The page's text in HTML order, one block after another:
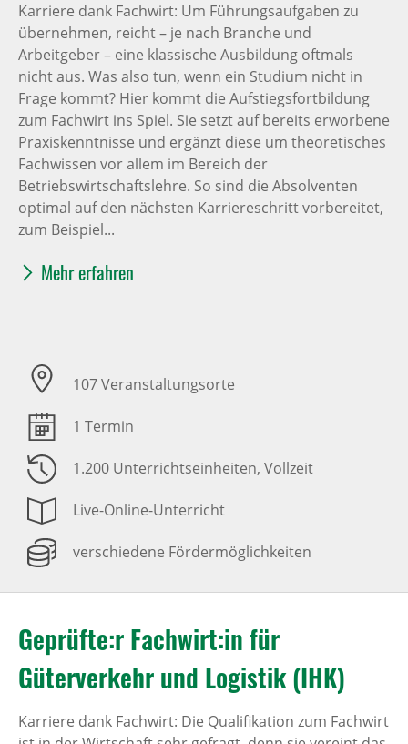
Karriere dank Fachwirt: Um Führungsaufgaben zu
übernehmen, reicht – je nach Branche und
Arbeitgeber – eine klassische Ausbildung oftmals
nicht aus. Was also tun, wenn ein Studium nicht in
Frage kommt? Hier kommt die Aufstiegsfortbildung
zum Fachwirt ins Spiel. Sie setzt auf bereits erworbene
Praxiskenntnisse und ergänzt diese um theoretisches
Fachwissen vor allem im Bereich der
Betriebswirtschaftslehre. So sind die Absolventen
optimal auf den nächsten Karriereschritt vorbereitet,
zum Beispiel...
Mehr erfahren
107 Veranstaltungsorte
1 Termin
1.200 Unterrichtseinheiten, Vollzeit
Live-Online-Unterricht
verschiedene Fördermöglichkeiten
Geprüfte:r Fachwirt:in für
Güterverkehr und Logistik (IHK)
Karriere dank Fachwirt: Die Qualifikation zum Fachwirt